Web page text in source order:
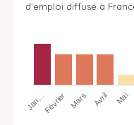
d’emploi diffusé à
Jan…Février Mars Avril Mai